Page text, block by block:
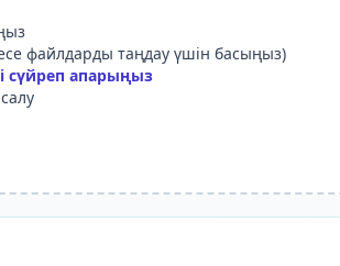
файлдарды таңдау үшін басыңыз)
сүйреп апарыңыз